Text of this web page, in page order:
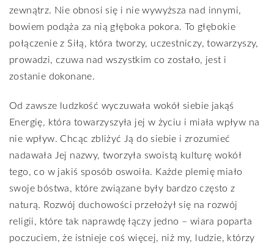
zewnątrz. Nie obnosi się i nie wywyższa nad innymi,
bowiem podąża za nią głęboka pokora. To głębokie
połączenie z Siłą, która tworzy, uczestniczy, towarzyszy,
prowadzi, czuwa nad wszystkim co zostało, jest i
zostanie dokonane.
Od zawsze ludzkość wyczuwała wokół siebie jakąś
Energię, która towarzyszyła jej w życiu i miała wpływ na
nie wpływ. Chcąc zbliżyć Ją do siebie i zrozumieć
nadawała Jej nazwy, tworzyła swoistą kulturę wokół
tego, co w jakiś sposób oswoiła. Każde plemię miało
swoje bóstwa, które związane były bardzo często z
naturą. Rozwój duchowości przełożył się na rozwój
religii, które tak naprawdę łączy jedno – wiara poparta
poczuciem, że istnieje coś więcej, niż my, ludzie, którzy